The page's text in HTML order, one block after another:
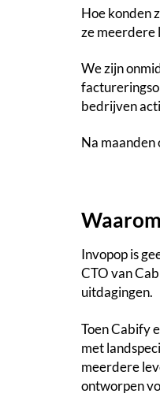
Hoe konden
ze meerdere
We zijn
bedrijven
Na
Invopop is
CTO van
uitdagingen.
Toen Cabify
met
meerdere
ontworpen